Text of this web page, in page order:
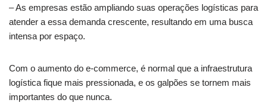
– As empresas estão ampliando suas operações logísticas para
atender a essa demanda crescente, resultando em uma busca
intensa por espaço.
Com o aumento do e-commerce, é normal que a infraestrutura
logística fique mais pressionada, e os galpões se tornem mais
importantes do que nunca.